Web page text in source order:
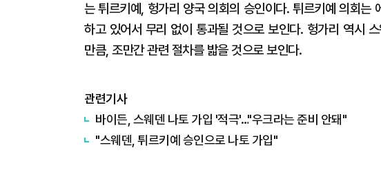
는 튀르키예, 헝가리 양국 의회의 승인이다. 튀르키예 의회는
하고 있어서 무리 없이 통과될 것으로 보인다. 헝가리 역시
만큼, 조만간 관련 절차를 밟을 것으로 보인다.
관련기사
바이든, 스웨덴 나토 가입 '적극'…"우크라는 준비 안돼"
"스웨덴, 튀르키예 승인으로 나토 가입"